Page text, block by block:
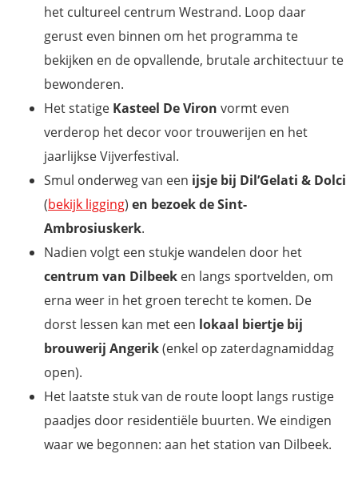
het cultureel centrum Westrand. Loop daar
gerust even binnen om het programma te
bekijken en de opvallende, brutale architectuur te
bewonderen.
Het statige Kasteel De Viron vormt even
verderop het decor voor trouwerijen en het
jaarlijkse Vijverfestival.
Smul onderweg van een ijsje bij Dil’Gelati & Dolci
(bekijk ligging) en bezoek de Sint-
Ambrosiuskerk.
Nadien volgt een stukje wandelen door het
centrum van Dilbeek en langs sportvelden, om
erna weer in het groen terecht te komen. De
dorst lessen kan met een lokaal biertje bij
brouwerij Angerik(enkel op zaterdagnamiddag
open).
Het laatste stuk van de route loopt langs rustige
paadjes door residentiële buurten. We eindigen
waar we begonnen: aan het station van Dilbeek.